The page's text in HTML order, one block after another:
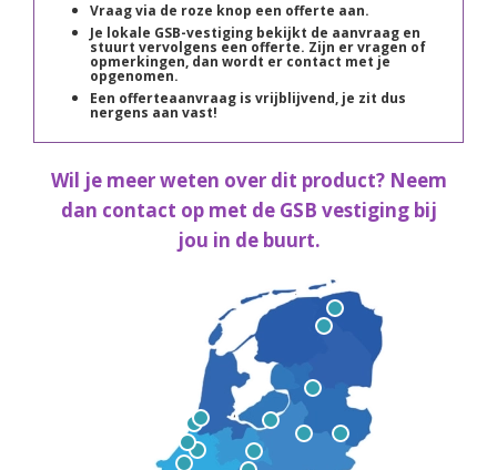
Vraag via de roze knop een offerte aan.
Je lokale GSB-vestiging bekijkt de aanvraag en
stuurt vervolgens een offerte. Zijn er vragen of
opmerkingen, dan wordt er contact met je
opgenomen.
Een offerteaanvraag is vrijblijvend, je zit dus
nergens aan vast!
Wil je meer weten over dit product? Neem
dan contact op met de GSB vestiging bij
jou in de buurt.